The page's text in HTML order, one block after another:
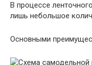
В процессе
лишь небольшое
Основными